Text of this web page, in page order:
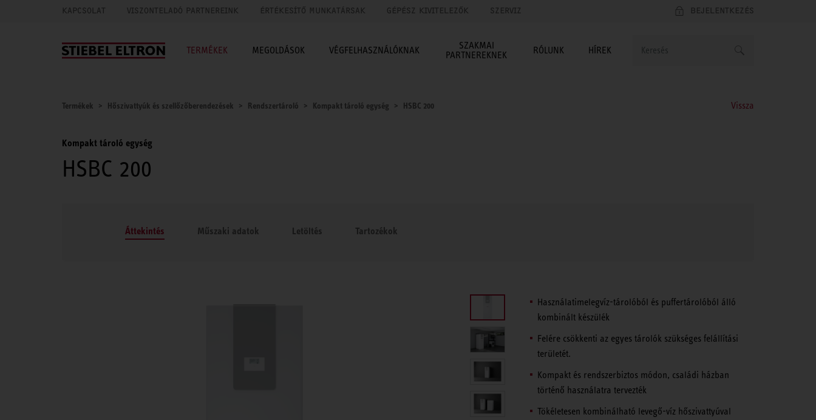
KAPCSOLAT VISZONTELADÓ PARTNEREINK ÉRTÉKESÍTŐ MUNKATÁRSAK GÉPÉSZ KIVITELEZŐK SZERVIZ BEJELENTKEZÉS
TERMÉKEK MEGOLDÁSOK VÉGFELHASZNÁLÓKNAK
SZAKMAI
PARTNEREKNEK
RÓLUNK HÍREK
Termékek Hőszivattyúk és szellőzőberendezések Rendszertároló Kompakt tároló egység HSBC 200 Vissza
Kompakt tároló egység
HSBC 200
Áttekintés Műszaki adatok Letöltés Tartozékok
Használatimelegvíz-tárolóból és puffertárolóból álló
kombinált készülék
Felére csökkenti az egyes tárolók szükséges felállítási
területét.
Kompakt és rendszerbiztos módon, családi házban
történő használatra tervezték
Tökéletesen kombinálható levegő-víz hőszivattyúval